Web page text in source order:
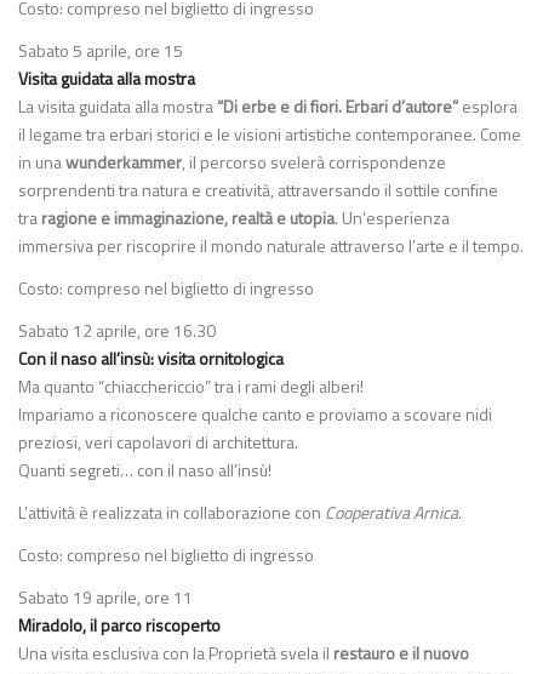
Costo: compreso nel biglietto di ingresso
Sabato 5 aprile, ore 15
Visita guidata alla mostra
La visita guidata alla mostra“Di erbe e di fiori. Erbari d’autore”esplora
il legame tra erbari storici e le visioni artistiche contemporanee. Come
in unawunderkammer, il percorso svelerà corrispondenze
sorprendenti tra natura e creatività, attraversando il sottile confine
traragione e immaginazione, realtà e utopia. Un’esperienza
immersiva per riscoprire il mondo naturale attraverso l’arte e il tempo.
Costo: compreso nel biglietto di ingresso
Sabato 12 aprile, ore 16.30
Con il naso all’insù: visita ornitologica
Ma quanto “chiacchericcio” tra i rami degli alberi!
Impariamo a riconoscere qualche canto e proviamo a scovare nidi
preziosi, veri capolavori di architettura.
Quanti segreti… con il naso all’insù!
L’attività è realizzata in collaborazione con Cooperativa Arnica.
Costo: compreso nel biglietto di ingresso
Sabato 19 aprile, ore 11
Miradolo, il parco riscoperto
Una visita esclusiva con la Proprietà svela il restauro e il nuovo